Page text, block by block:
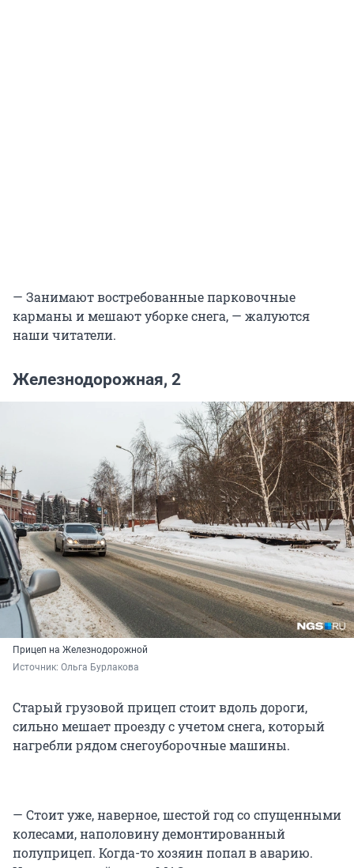
— Занимают востребованные парковочные
карманы и мешают уборке снега, — жалуются
наши читатели.
Железнодорожная, 2
Прицеп на Железнодорожной
Источник: Ольга Бурлакова
Старый грузовой прицеп стоит вдоль дороги,
сильно мешает проезду с учетом снега, который
нагребли рядом снегоуборочные машины.
— Стоит уже, наверное, шестой год со спущенными
колесами, наполовину демонтированный
полуприцеп. Когда-то хозяин попал в аварию.